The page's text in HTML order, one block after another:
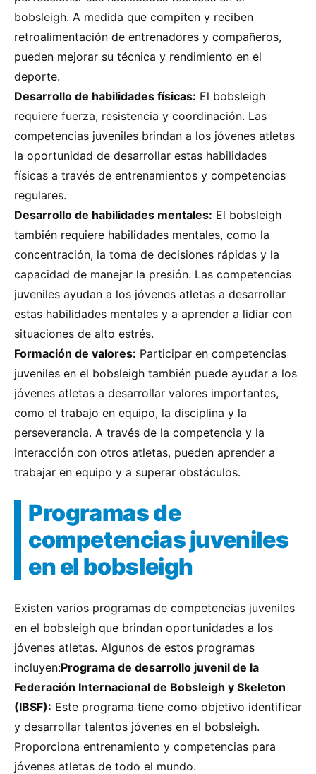
bobsleigh. A medida que compiten y reciben
retroalimentación de entrenadores y compañeros,
pueden mejorar su técnica y rendimiento en el
deporte.
Desarrollo de habilidades físicas: El bobsleigh
requiere fuerza, resistencia y coordinación. Las
competencias juveniles brindan a los jóvenes atletas
la oportunidad de desarrollar estas habilidades
físicas a través de entrenamientos y competencias
regulares.
Desarrollo de habilidades mentales: El bobsleigh
también requiere habilidades mentales, como la
concentración, la toma de decisiones rápidas y la
capacidad de manejar la presión. Las competencias
juveniles ayudan a los jóvenes atletas a desarrollar
estas habilidades mentales y a aprender a lidiar con
situaciones de alto estrés.
Formación de valores: Participar en competencias
juveniles en el bobsleigh también puede ayudar a los
jóvenes atletas a desarrollar valores importantes,
como el trabajo en equipo, la disciplina y la
perseverancia. A través de la competencia y la
interacción con otros atletas, pueden aprender a
trabajar en equipo y a superar obstáculos.
Programas de
competencias juveniles
en el bobsleigh
Existen varios programas de competencias juveniles
en el bobsleigh que brindan oportunidades a los
jóvenes atletas. Algunos de estos programas
incluyen:Programa de desarrollo juvenil de la
Federación Internacional de Bobsleigh y Skeleton
(IBSF): Este programa tiene como objetivo identificar
y desarrollar talentos jóvenes en el bobsleigh.
Proporciona entrenamiento y competencias para
jóvenes atletas de todo el mundo.